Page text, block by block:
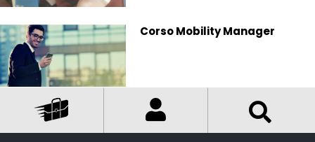
Corso Mobility Manager